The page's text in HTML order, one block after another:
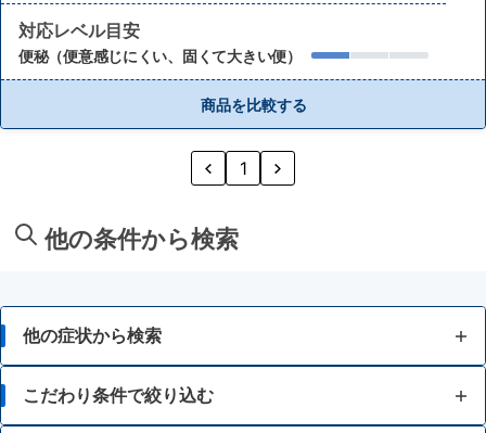
対応レベル目安
便秘（便意感じにくい、固くて大きい便）
商品を比較する
1
他の条件から検索
他の症状から検索
胃痛
こだわり条件で絞り込む